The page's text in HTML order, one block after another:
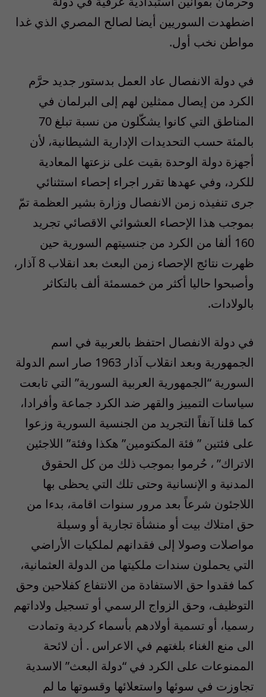
اضطهدت السوريين أيضا لصالح المصري الذي غدا
مواطن نخب أول.
في دولة الانفصال عاد العمل بدستور جديد حرَّم
الكرد من إيصال ممثلين لهم إلى البرلمان في
المناطق التي كانوا يشكّلون من نسبة تبلغ 70
بالمئة حسب التحديدات الإدارية الشيطانية، لأن
أجهزة دولة الوحدة بقيت على نزعتها المعادية
للكرد، وفي عهدها تقرر اجراء إحصاء استثنائي
جرى تنفيذه زمن الانفصال وزارة بشير العظمة تمّ
بموجب هذا الإحصاء العشوائي الاقصائي تجريد
160 ألفا من الكرد من جنسيتهم السورية حين
ظهرت نتائج الإحصاء زمن البعث بعد انقلاب 8 آذار،
وأصبحوا حاليا أكثر من خمسمئة ألف بالتكاثر
بالولادات.
في دولة الانفصال احتفظ بالعربية في اسم
الجمهورية وبعد انقلاب آذار 1963 صار اسم الدولة
السورية “الجمهورية العربية السورية” التي تابعت
سياسات التمييز والقهر ضد الكرد جماعة وأفرادا،
كما قلنا آنفاً التجريد من الجنسية السورية وزعوا
على فئتين ” فئة المكتومين” هكذا وفئة” اللاجئين
الاتراك” ، حُرموا بموجب ذلك من كل الحقوق
المدنية و الإنسانية وحتى تلك التي يحظى بها
اللاجئون شرعاً بعد مرور سنوات اقامة، بدءا من
حق امتلاك بيت أو منشأة تجارية أو وسيلة
مواصلات وصولا إلى فقدانهم لملكيات الأراضي
التي يحملون سندات ملكيتها من الدولة العثمانية،
كما فقدوا حق الاستفادة من الانتفاع كفلاحين وحق
التوظيف، وحق الزواج الرسمي أو تسجيل ولاداتهم
رسميا، أو تسمية أولادهم بأسماء كردية وتمادت
الى منع الغناء بلغتهم في الاعراس . أن لائحة
الممنوعات على الكرد في “دولة البعث” الاسدية
تجاوزت في سوئها واستعلائها وقسوتها ما لم